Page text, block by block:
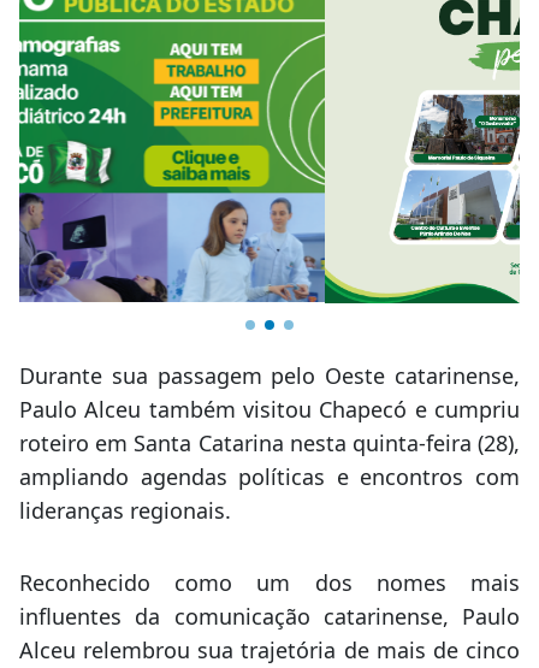
Durante sua passagem pelo Oeste catarinense,
Paulo Alceu também visitou Chapecó e cumpriu
roteiro em Santa Catarina nesta quinta-feira (28),
ampliando agendas políticas e encontros com
lideranças regionais.
Reconhecido como um dos nomes mais
influentes da comunicação catarinense, Paulo
Alceu relembrou sua trajetória de mais de cinco